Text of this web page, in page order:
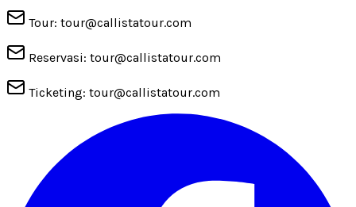
Tour: tour@callistatour.com
Reservasi: tour@callistatour.com
Ticketing: tour@callistatour.com